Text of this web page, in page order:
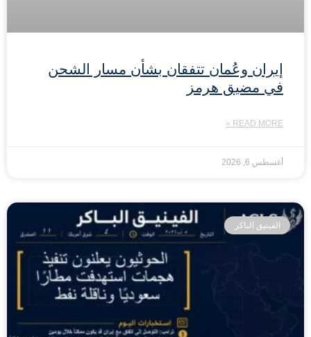
إيران وعُمان تتفقان بشأن مسار الشحن
في مضيق هرمز
READ MORE »
أغسطس 6, 2026
الفينيق الباكر